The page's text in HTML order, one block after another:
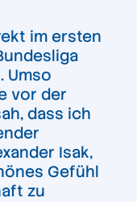
im ersten
Umso
vor der
dass ich
Isak,
Gefühl
zu